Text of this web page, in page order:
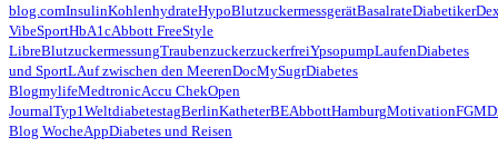
blog.comInsulinKohlenhydrateHypoBlutzuckermessgerätBasalrateDiabetiker
VibeSportHbA1cAbbott FreeStyle
LibreBlutzuckermessungTraubenzuckerzuckerfreiYpsopumpLaufenDiabetes
und SportLAuf zwischen den MeerenDocMySugrDiabetes
BlogmylifeMedtronicAccu ChekOpen
JournalTyp1 WeltdiabetestagBerlinKatheterBEAbbottHamburgMotivationFGM
Blog WocheAppDiabetes und Reisen